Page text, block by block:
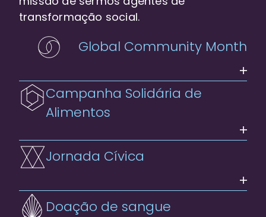
transformação social.
Global Community Month
Campanha Solidária de
Alimentos
Jornada Cívica
Doação de sangue